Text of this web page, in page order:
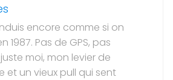
encore comme si on
1987. Pas de GPS, pas
juste moi, mon levier de
et un vieux pull qui sent